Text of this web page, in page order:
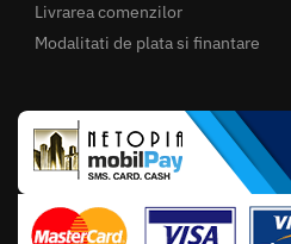
Livrarea comenzilor
Modalitati de plata si finantare